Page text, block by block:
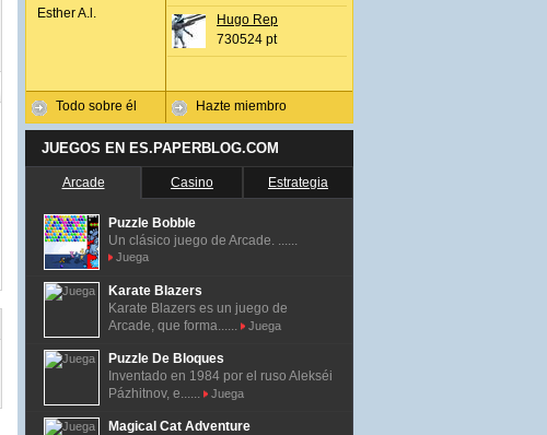
Esther A.l.
Todo sobre él
Hugo Rep
730524 pt
Hazte miembro
JUEGOS EN ES.PAPERBLOG.COM
Arcade Casino Estrategia
Puzzle Bobble
Un clásico juego de Arcade. ......
Juega
Karate Blazers
Karate Blazers es un juego de
Arcade, que forma......
Juega
Puzzle De Bloques
Inventado en 1984 por el ruso Alekséi
Pázhitnov, e......
Juega
Magical Cat Adventure